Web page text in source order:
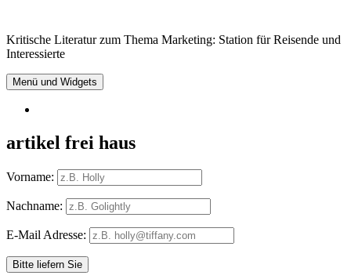
Inhalt
Kritische Literatur zum Thema Marketing: Station für Reisende und
Interessierte
Menü und Widgets
artikel frei haus
Vorname:
Nachname:
E-Mail Adresse: